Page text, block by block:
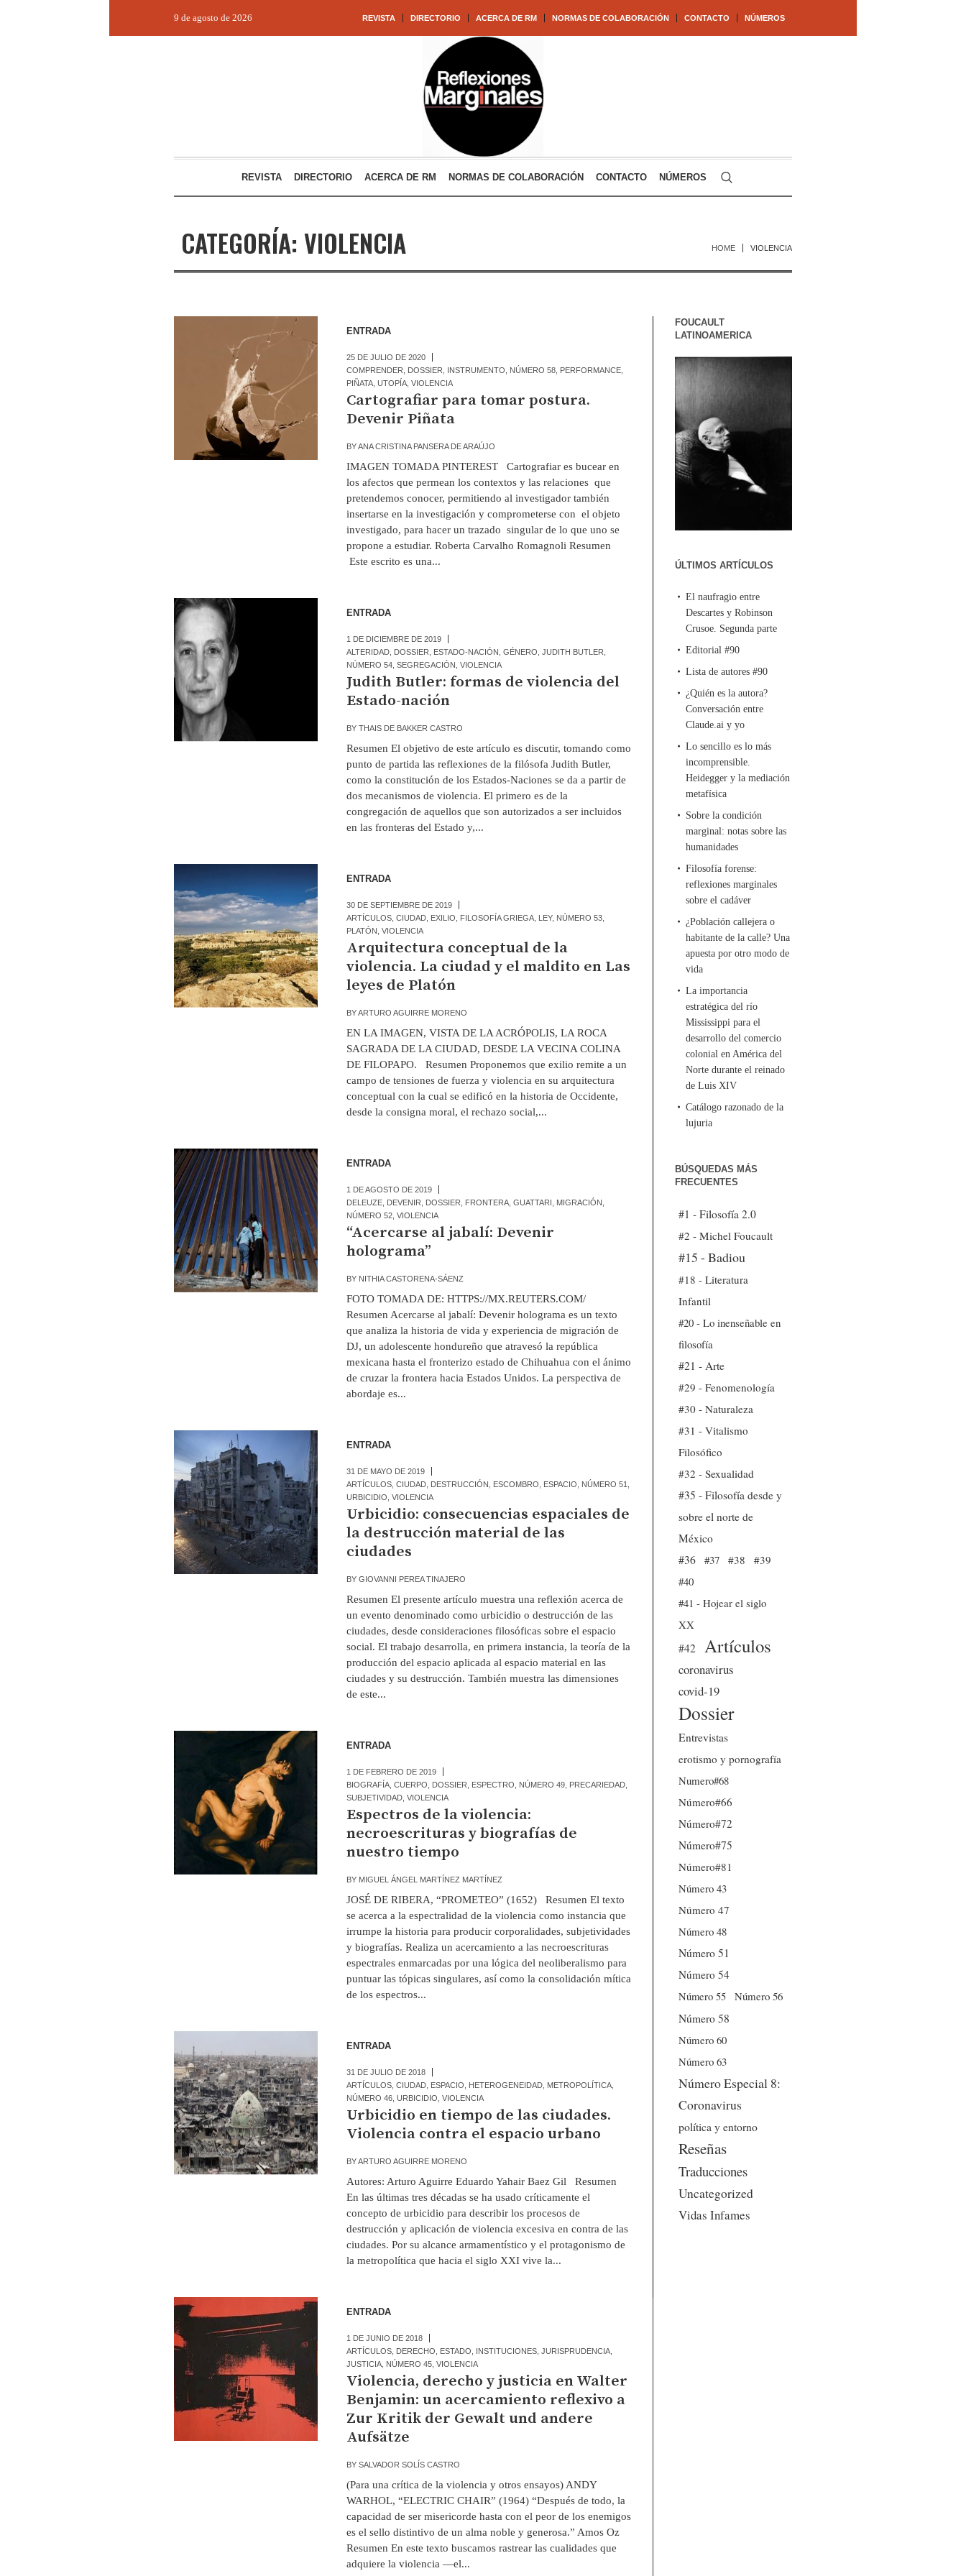
REVISTA DIRECTORIO ACERCA DE RM NORMAS DE COLABORACIÓN CONTACTO NÚMEROS
9 de agosto de 2026
REVISTA DIRECTORIO ACERCA DE RM NORMAS DE COLABORACIÓN CONTACTO NÚMEROS
CATEGORÍA: VIOLENCIA HOME VIOLENCIA
ENTRADA
25 DE JULIO DE 2020
COMPRENDER
DOSSIER INSTRUMENTO NÚMERO 58, PERFORMANCE,
PIÑATA, UTOPÍA, VIOLENCIA
Cartografiar para tomar postura.
Devenir Piñata
BYANA CRISTINA PANSERA DE ARAÚJO
IMAGEN TOMADA PINTEREST Cartografiar es bucear en
los afectos que permean los contextos y las relaciones que
pretendemos conocer, permitiendo al investigador también
insertarse en la investigación y comprometerse con el objeto
investigado, para hacer un trazado singular de lo que uno se
propone a estudiar. Roberta Carvalho Romagnoli Resumen
Este escrito es una...
ENTRADA
1 DE DICIEMBRE DE 2019
ALTERIDAD, DOSSIER ESTADO-NACIÓN GÉNERO JUDITH BUTLER
NÚMERO 54, SEGREGACIÓN VIOLENCIA
Judith Butler: formas de violencia del
Estado-nación
BY THAIS DE BAKKER CASTRO
Resumen El objetivo de este artículo es discutir, tomando como
punto de partida las reflexiones de la filósofa Judith Butler,
como la constitución de los Estados-Naciones se da a partir de
dos mecanismos de violencia. El primero es de la
congregación de aquellos que son autorizados a ser incluidos
en las fronteras del Estado y,...
ENTRADA
30 DE SEPTIEMBRE DE 2019
ARTÍCULOS, CIUDAD, EXILIO FILOSOFÍA GRIEGA, LEY, NÚMERO 53,
PLATÓN VIOLENCIA
Arquitectura conceptual de la
violencia. La ciudad y el maldito en Las
leyes de Platón
BYARTURO AGUIRRE MORENO
EN LA IMAGEN, VISTA DE LA ACRÓPOLIS, LA ROCA
SAGRADA DE LA CIUDAD, DESDE LA VECINA COLINA
DE FILOPAPO. Resumen Proponemos que exilio remite a un
campo de tensiones de fuerza y violencia en su arquitectura
conceptual con la cual se edificó en la historia de Occidente,
desde la consigna moral, el rechazo social,...
ENTRADA
1 DE AGOSTO DE 2019
DELEUZE, DEVENIR DOSSIER FRONTERA, GUATTARI MIGRACIÓN
NÚMERO 52, VIOLENCIA
“Acercarse al jabalí: Devenir
holograma”
BY NITHIA CASTORENA-SÁENZ
FOTO TOMADA DE: HTTPS://MX.REUTERS.COM/
Resumen Acercarse al jabalí: Devenir holograma es un texto
que analiza la historia de vida y experiencia de migración de
DJ, un adolescente hondureño que atravesó la república
mexicana hasta el fronterizo estado de Chihuahua con el ánimo
de cruzar la frontera hacia Estados Unidos. La perspectiva de
abordaje es...
ENTRADA
31 DE MAYO DE 2019
ARTÍCULOS, CIUDAD, DESTRUCCIÓN ESCOMBRO ESPACIO NÚMERO 51
URBICIDIO VIOLENCIA
Urbicidio: consecuencias espaciales de
la destrucción material de las
ciudades
BY GIOVANNI PEREA TINAJERO
Resumen El presente artículo muestra una reflexión acerca de
un evento denominado como urbicidio o destrucción de las
ciudades, desde consideraciones filosóficas sobre el espacio
social. El trabajo desarrolla, en primera instancia, la teoría de la
producción del espacio aplicada al espacio material en las
ciudades y su destrucción. También muestra las dimensiones
de este...
ENTRADA
1 DE FEBRERO DE 2019
BIOGRAFÍA, CUERPO DOSSIER ESPECTRO NÚMERO 49, PRECARIEDAD,
SUBJETIVIDAD, VIOLENCIA
Espectros de la violencia:
necroescrituras y biografías de
nuestro tiempo
BY MIGUEL ÁNGEL MARTÍNEZ MARTÍNEZ
JOSÉ DE RIBERA, “PROMETEO” (1652) Resumen El texto
se acerca a la espectralidad de la violencia como instancia que
irrumpe la historia para producir corporalidades, subjetividades
y biografías. Realiza un acercamiento a las necroescrituras
espectrales enmarcadas por una lógica del neoliberalismo para
puntuar las tópicas singulares, así como la consolidación mítica
de los espectros...
ENTRADA
31 DE JULIO DE 2018
ARTÍCULOS, CIUDAD, ESPACIO HETEROGENEIDAD, METROPOLÍTICA,
NÚMERO 46, URBICIDIO VIOLENCIA
Urbicidio en tiempo de las ciudades.
Violencia contra el espacio urbano
BYARTURO AGUIRRE MORENO
Autores: Arturo Aguirre Eduardo Yahair Baez Gil Resumen
En las últimas tres décadas se ha usado críticamente el
concepto de urbicidio para describir los procesos de
destrucción y aplicación de violencia excesiva en contra de las
ciudades. Por su alcance armamentístico y el protagonismo de
la metropolítica que hacia el siglo XXI vive la...
ENTRADA
1 DE JUNIO DE 2018
ARTÍCULOS, DERECHO ESTADO INSTITUCIONES, JURISPRUDENCIA,
JUSTICIA, NÚMERO 45, VIOLENCIA
Violencia, derecho y justicia en Walter
Benjamin: un acercamiento reflexivo a
Zur Kritik der Gewalt und andere
Aufsätze
BY SALVADOR SOLÍS CASTRO
(Para una crítica de la violencia y otros ensayos) ANDY
WARHOL, “ELECTRIC CHAIR” (1964) “Después de todo, la
capacidad de ser misericorde hasta con el peor de los enemigos
es el sello distintivo de un alma noble y generosa.” Amos Oz
Resumen En este texto buscamos rastrear las cualidades que
adquiere la violencia —el...
FOUCAULT
LATINOAMERICA
ÚLTIMOS ARTÍCULOS
El naufragio entre
Descartes y Robinson
Crusoe. Segunda parte
Editorial #90
Lista de autores #90
¿Quién es la autora?
Conversación entre
Claude.ai y yo
Lo sencillo es lo más
incomprensible.
Heidegger y la mediación
metafísica
Sobre la condición
marginal: notas sobre las
humanidades
Filosofía forense:
reflexiones marginales
sobre el cadáver
¿Población callejera o
habitante de la calle? Una
apuesta por otro modo de
vida
La importancia
estratégica del río
Mississippi para el
desarrollo del comercio
colonial en América del
Norte durante el reinado
de Luis XIV
Catálogo razonado de la
lujuria
BÚSQUEDAS MÁS
FRECUENTES
#1 - Filosofía 2.0
#2 - Michel Foucault
#15 - Badiou
#18 - Literatura
Infantil
#20 - Lo inenseñable en
filosofía
#21 - Arte
#29 - Fenomenología
#30 - Naturaleza
#31 - Vitalismo
Filosófico
#32 - Sexualidad
#35 - Filosofía desde y
sobre el norte de
México
#36
#37 #38
#39
#40
#41 - Hojear el siglo
XX
#42
Artículos
coronavirus
covid-19
Dossier
Entrevistas
erotismo y pornografía
Numero#68
Número#66
Número#72
Número#75
Número#81
Número 43
Número 47
Número 48
Número 51
Número 54
Número 55
Número 56
Número 58
Número 60
Número 63
Número Especial 8:
Coronavirus
política y entorno
Reseñas
Traducciones
Uncategorized
Vidas Infames